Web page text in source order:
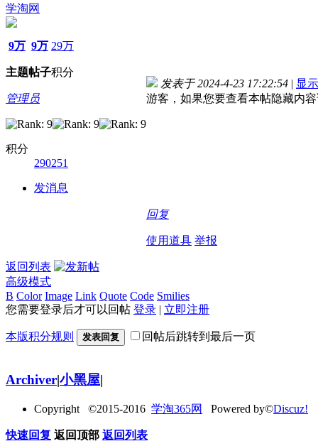
学淘网
9万
主题
9万
帖子
29万
积分
管理员
积分
290251
发消息
发表于 2024-4-23 17:22:54 | 显
游客，如果您要查看本帖隐藏内
回复
使用道具 举报
返回列表
高级模式
B Color Image Link Quote Code Smilies
您需要登录后才可以回帖 登录 | 立即注册
本版积分规则 发表回复 回帖后跳转到最后一页
Archiver|小黑屋|
Copyright ©2015-2016 学淘365网 Powered by©Discuz!
快速回复 返回顶部 返回列表